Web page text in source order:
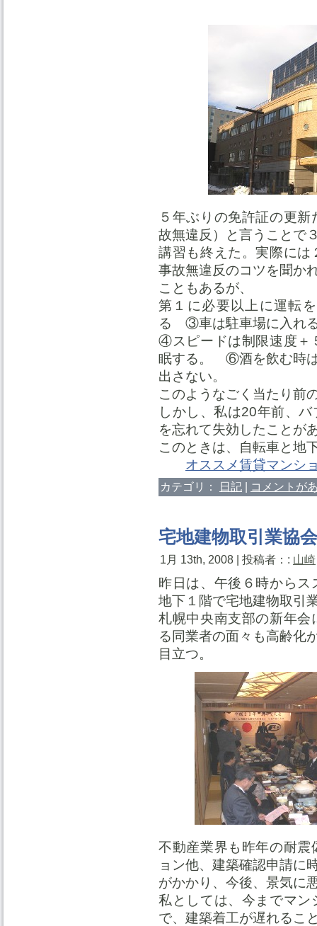
５年ぶりの免許証の更
故無違反）と言うことで
講習も終えた。実際に
事故無違反のコツを聞か
こともあるが、
第１に必要以上に運転
る ③車は駐車場に入
④スピードは制限速度
眠する。 ⑥酒を飲む時
出さない。
このようなごく当たり前
しかし、私は20年前、
を忘れて失効したことが
このときは、自転車と地
オススメ賃貸マンシ
カテゴリ： 日記 | コメントが
宅地建物取引業協
1月 13th, 2008 | 投稿者：: 山崎
昨日は、午後６時からス
地下１階で宅地建物取引
札幌中央南支部の新年
る同業者の面々も高齢化
目立つ。
不動産業界も昨年の耐
ョン他、建築確認申請に
がかかり、今後、景気に
私としては、今までマ
で、建築着工が遅れるこ